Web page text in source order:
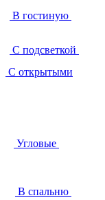
В гостиную
С подсветкой
С открытыми
Угловые
В спальню